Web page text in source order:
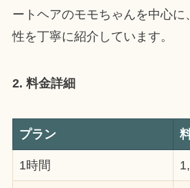
ートヘアのモモちゃんを中心に
性を丁寧に紹介しています。
2. 料金詳細
プラン
1時間